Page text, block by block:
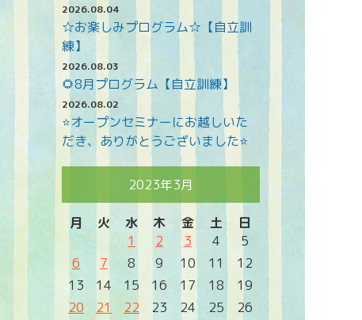
2026.08.04
☆お楽しみプログラム☆【自立訓
練】
2026.08.03
🌻8月プログラム【自立訓練】
2026.08.02
⭐オープンセミナーにお越しいた
だき、ありがとうございました⭐
2023年3月
月 火 水 木 金 土 日
1 2 3 4
5
6
7 8 9 10 11
12
13
14 15 16 17 18
19
20
21 22 23 24 25
26